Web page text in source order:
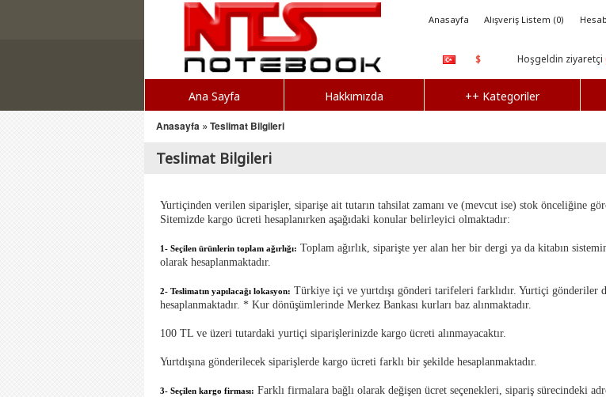
Anasayfa Alışveriş Listem (0)
$ Hoşgeldin ziyaretçi
Ana Sayfa Hakkımızda ++ Kategoriler
Anasayfa »Teslimat Bilgileri
Teslimat Bilgileri
Yurtiçinden verilen siparişler, siparişe ait tutarın tahsilat zamanı ve (mevcut ise) stok önceliğine
Sitemizde kargo ücreti hesaplanırken aşağıdaki konular belirleyici olmaktadır:
1- Seçilen ürünlerin toplam ağırlığı: Toplam ağırlık, siparişte yer alan her bir dergi ya da kitabın
olarak hesaplanmaktadır.
2- Teslimatın yapılacağı lokasyon: Türkiye içi ve yurtdışı gönderi tarifeleri farklıdır. Yurtiçi gönderiler
hesaplanmaktadır. * Kur dönüşümlerinde Merkez Bankası kurları baz alınmaktadır.
100 TL ve üzeri tutardaki yurtiçi siparişlerinizde kargo ücreti alınmayacaktır.
Yurtdışına gönderilecek siparişlerde kargo ücreti farklı bir şekilde hesaplanmaktadır.
3- Seçilen kargo firması: Farklı firmalara bağlı olarak değişen ücret seçenekleri, sipariş sürecindeki